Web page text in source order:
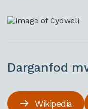
Darganfod
Wikipedia